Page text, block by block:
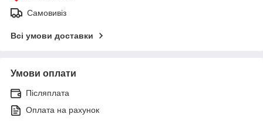
Самовивіз
Всі умови доставки
Умови оплати
Післяплата
Оплата на рахунок